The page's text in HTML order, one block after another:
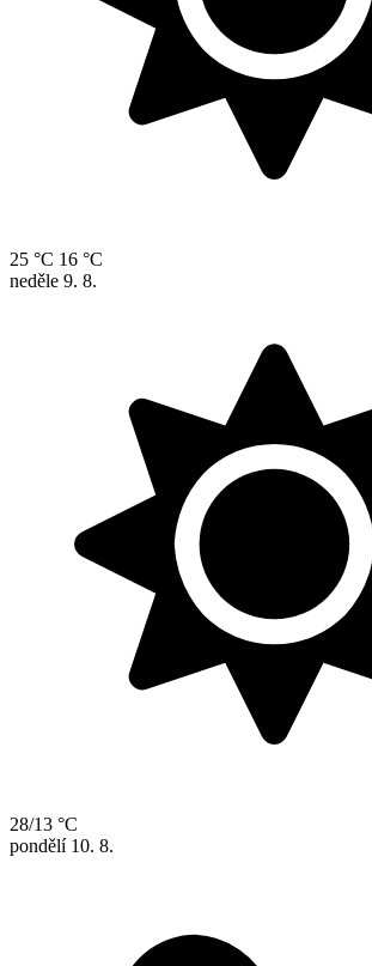
25 °C 16 °C
neděle 9. 8.
28/13 °C
pondělí 10. 8.